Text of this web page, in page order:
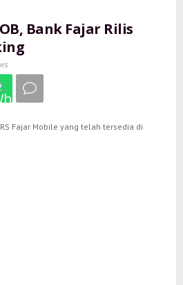
Bank Fajar Rilis
Fajar Mobile yang telah tersedia di